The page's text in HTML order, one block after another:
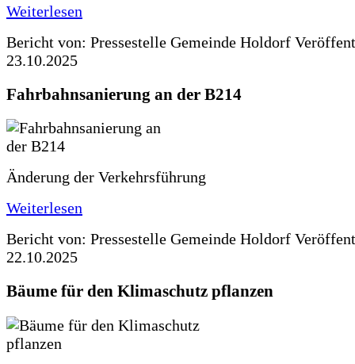
Weiterlesen
Bericht von: Pressestelle Gemeinde Holdorf
23.10.2025
Fahrbahnsanierung an der B214
Änderung der Verkehrsführung
Weiterlesen
Bericht von: Pressestelle Gemeinde Holdorf
22.10.2025
Bäume für den Klimaschutz pflanzen